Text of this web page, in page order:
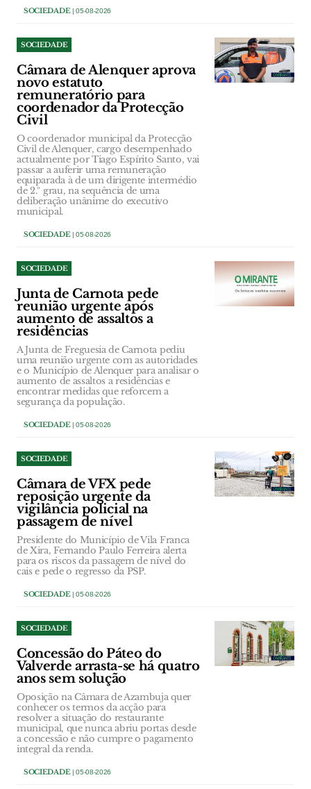
SOCIEDADE| 05-08-2026
SOCIEDADE
Câmara de Alenquer aprova
novo estatuto
remuneratório para
coordenador da Protecção
Civil
O coordenador municipal da Protecção
Civil de Alenquer, cargo desempenhado
actualmente por Tiago Espírito Santo, vai
passar a auferir uma remuneração
equiparada à de um dirigente intermédio
de 2.º grau, na sequência de uma
deliberação unânime do executivo
municipal.
SOCIEDADE| 05-08-2026
SOCIEDADE
Junta de Carnota pede
reunião urgente após
aumento de assaltos a
residências
A Junta de Freguesia de Carnota pediu
uma reunião urgente com as autoridades
e o Município de Alenquer para analisar o
aumento de assaltos a residências e
encontrar medidas que reforcem a
segurança da população.
SOCIEDADE| 05-08-2026
SOCIEDADE
Câmara de VFX pede
reposição urgente da
vigilância policial na
passagem de nível
Presidente do Município de Vila Franca
de Xira, Fernando Paulo Ferreira alerta
para os riscos da passagem de nível do
cais e pede o regresso da PSP.
SOCIEDADE| 05-08-2026
SOCIEDADE
Concessão do Páteo do
Valverde arrasta-se há quatro
anos sem solução
Oposição na Câmara de Azambuja quer
conhecer os termos da acção para
resolver a situação do restaurante
municipal, que nunca abriu portas desde
a concessão e não cumpre o pagamento
integral da renda.
SOCIEDADE| 05-08-2026